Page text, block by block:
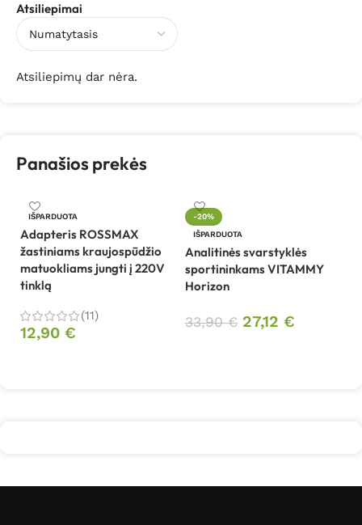
Atsiliepimai
Atsiliepimų dar nėra.
Panašios prekės
IŠPARDUOTA
Adapteris ROSSMAX
žastiniams kraujospūdžio
matuokliams jungti į 220V
tinklą
(11)
12,90 €
-20%
IŠPARDUOTA
Analitinės svarstyklės
sportininkams VITAMMY
Horizon
33,90€ 27,12 €